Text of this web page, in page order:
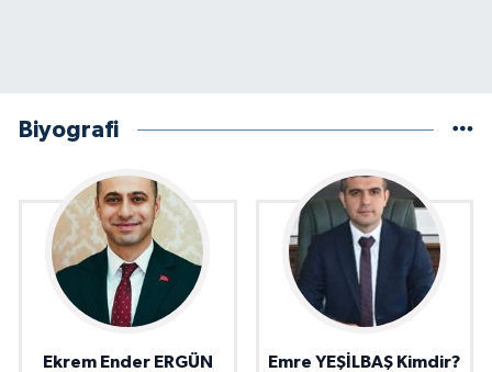
Biyografi
Ekrem Ender ERGÜN
Emre YEŞİLBAŞ Kimdir?